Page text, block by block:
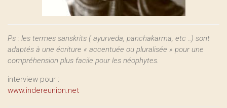
Ps : les termes sanskrits ( ayurveda, panchakarma, etc ..) sont
adaptés à une écriture « accentuée ou pluralisée » pour une
compréhension plus facile pour les néophytes.
interview pour :
www.indereunion.net